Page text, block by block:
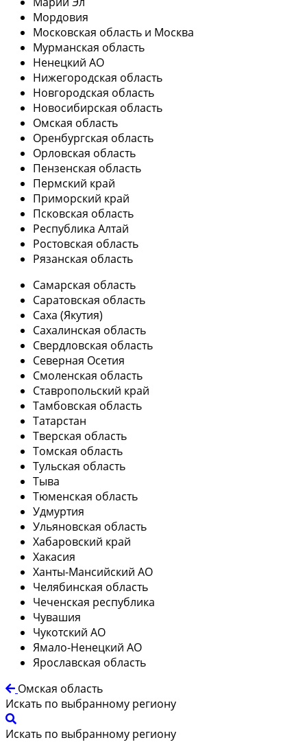
Мордовия
Московская область и Москва
Мурманская область
Ненецкий АО
Нижегородская область
Новгородская область
Новосибирская область
Омская область
Оренбургская область
Орловская область
Пензенская область
Пермский край
Приморский край
Псковская область
Республика Алтай
Ростовская область
Рязанская область
Самарская область
Саратовская область
Саха (Якутия)
Сахалинская область
Свердловская область
Северная Осетия
Смоленская область
Ставропольский край
Тамбовская область
Татарстан
Тверская область
Томская область
Тульская область
Тыва
Тюменская область
Удмуртия
Ульяновская область
Хабаровский край
Хакасия
Ханты-Мансийский АО
Челябинская область
Чеченская республика
Чувашия
Чукотский АО
Ямало-Ненецкий АО
Ярославская область
Омская область
Искать по выбранному региону
Искать по выбранному региону